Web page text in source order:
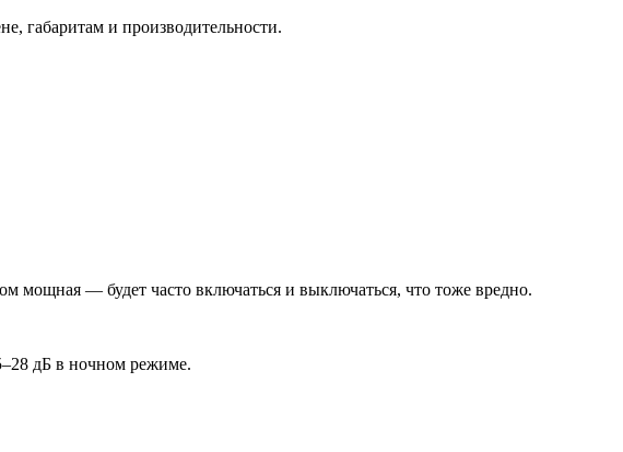
габаритам и производительности.
мощная — будет часто включаться и выключаться, что тоже вредно.
дБ в ночном режиме.